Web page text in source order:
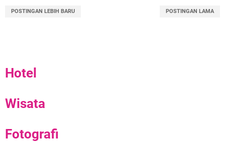
POSTINGAN LEBIH BARU POSTINGAN LAMA
Hotel
Wisata
Fotografi